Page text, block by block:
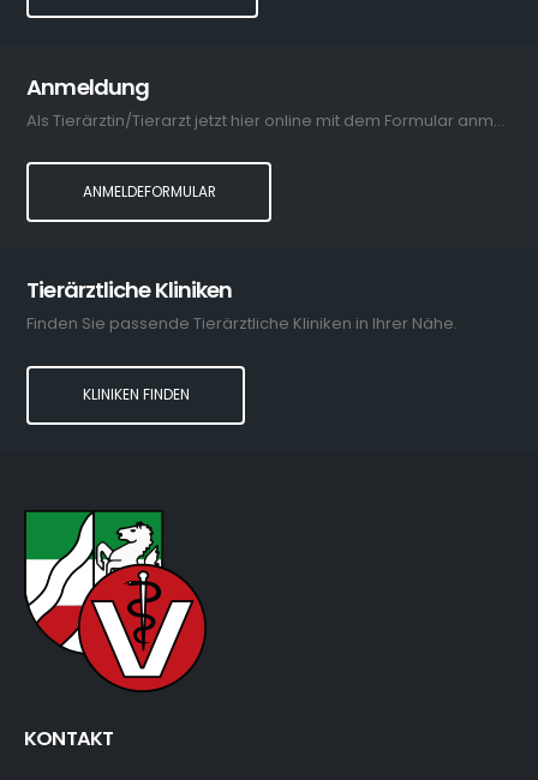
Anmeldung
Als Tierärztin/Tierarzt jetzt hier online mit dem Formular anmelden.
ANMELDEFORMULAR
Tierärztliche Kliniken
Finden Sie passende Tierärztliche Kliniken in Ihrer Nähe.
KLINIKEN FINDEN
KONTAKT